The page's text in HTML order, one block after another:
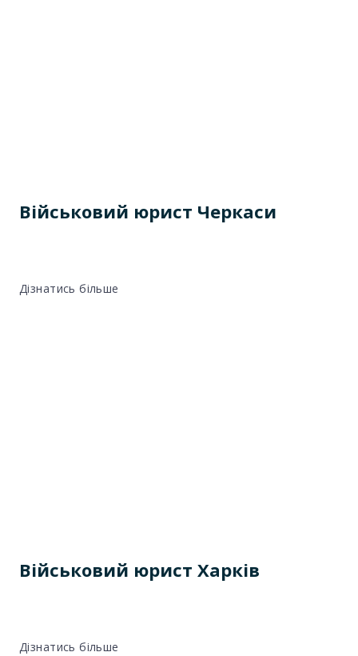
Військовий юрист Черкаси
Дізнатись більше
Військовий юрист Харків
Дізнатись більше